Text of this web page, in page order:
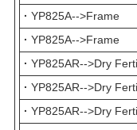
· YP825A-->Frame
· YP825A-->Frame
· YP825AR-->Dry
· YP825AR-->Dry
· YP825AR-->Dry